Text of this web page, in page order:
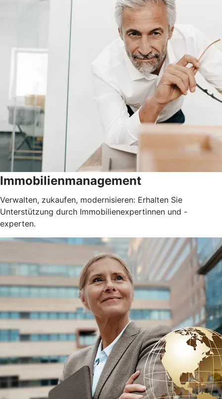
Immobilienmanagement
Verwalten, zukaufen, modernisieren: Erhalten Sie
Unterstützung durch Immobilienexpertinnen und -
experten.